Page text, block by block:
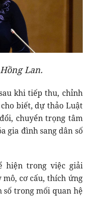
Lan.
khi tiếp thu, chỉnh
biết, dự thảo Luật
chuyển trọng tâm
gia đình sang dân số
hiện trong việc giải
mô, cơ cấu, thích ứng
số trong mối quan hệ